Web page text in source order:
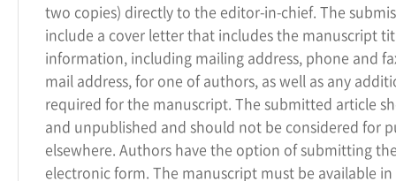
two copies) directly to the editor-in-chief. The
include a cover letter that includes the manuscript
information, including mailing address, phone and
mail address, for one of authors, as well as any
required for the manuscript. The submitted article
and unpublished and should not be considered for
elsewhere. Authors have the option of submitting
electronic form. The manuscript must be available in